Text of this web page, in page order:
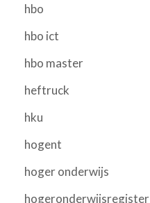
hbo
hbo ict
hbo master
heftruck
hku
hogent
hoger onderwijs
hogeronderwijsregister